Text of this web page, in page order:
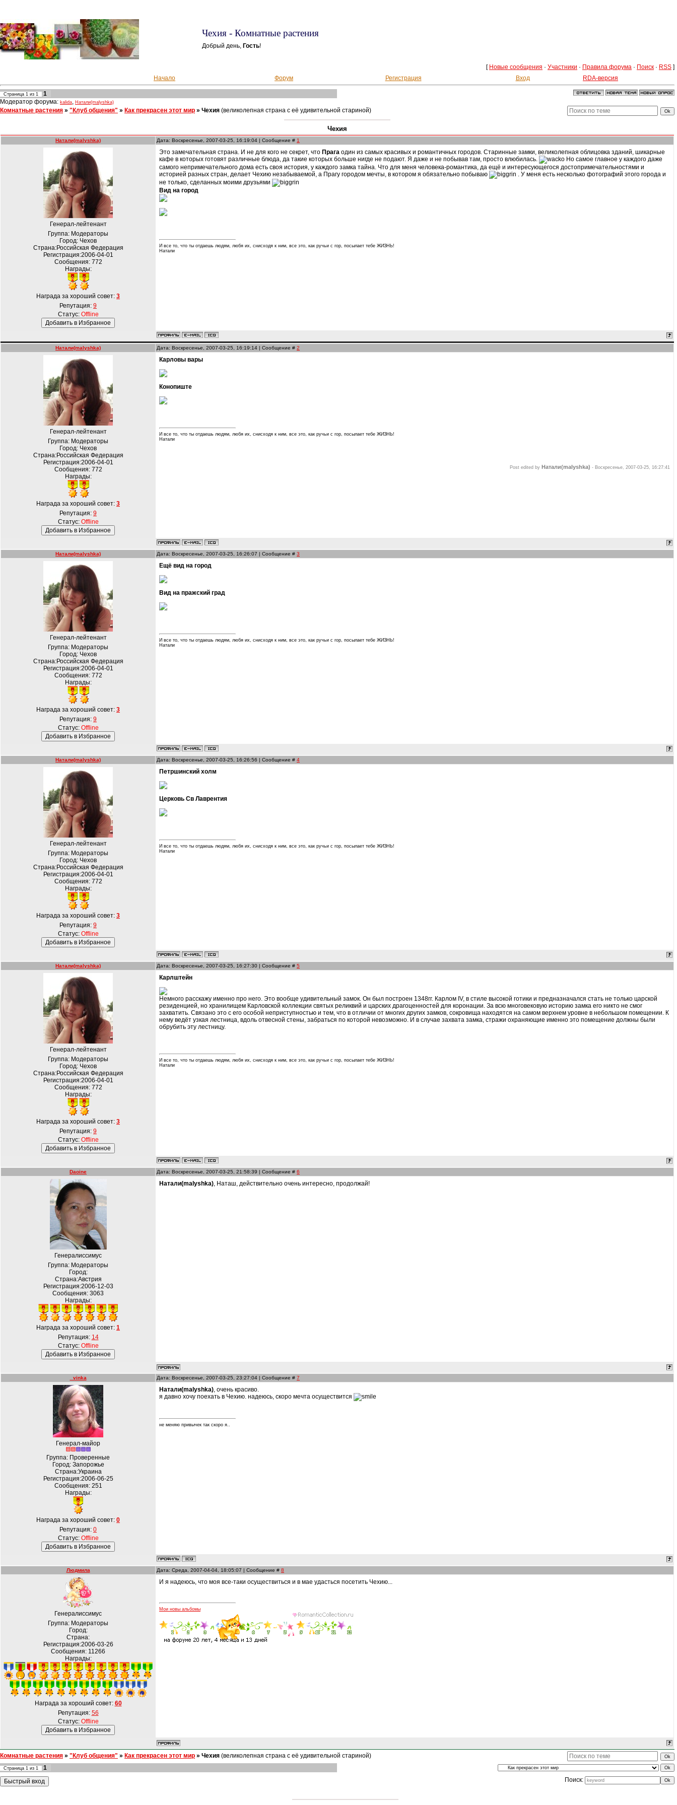
Чехия - Комнатные растения
Добрый день, Гость!
[ Новые сообщения · Участники · Правила форума · Поиск · RSS ]
Начало
Форум Регистрация Вход RDA-версия
Страница 1 из 1
1
Модератор форума: kalida, Натали(malyshka)
Комнатные растения » "Клуб общения" » Как прекрасен этот мир » Чехия (великолепная страна с её удивительной стариной)
Чехия
Натали(malyshka) Дата: Воскресенье, 2007-03-25, 16:19:04 | Сообщение # 1
Генерал-лейтенант
Группа: Модераторы
Город: Чехов
Страна:Российская Федерация
Регистрация:2006-04-01
Сообщения: 772
Награды:
Награда за хороший совет: 3
Репутация: 9
Статус: Offline
Это замечательная страна. И не для кого не секрет, что Прага один из самых красивых и романтичных городов. Старинные замки, великолепная облицовка зданий, шикарные
кафе в которых готовят различные блюда, да такие которых больше нигде не подают. Я даже и не побывав там, просто влюбилась.
Но самое главное у каждого даже
самого непримечательного дома есть своя история, у каждого замка тайна. Что для меня человека-романтика, да ещё и интересующегося достопримечательностями и
историей разных стран, делает Чехию незабываемой, а Прагу городом мечты, в котором я обязательно побываю
. У меня есть несколько фотографий этого города и
не только, сделанных моими друзьями
Вид на город
И все то, что ты отдаешь людям, любя их, снисходя к ним, все это, как ручьи с гор, посылает тебе ЖИЗНЬ!
Натали
Натали(malyshka) Дата: Воскресенье, 2007-03-25, 16:19:14 | Сообщение # 2
Генерал-лейтенант
Группа: Модераторы
Город: Чехов
Страна:Российская Федерация
Регистрация:2006-04-01
Сообщения: 772
Награды:
Награда за хороший совет: 3
Репутация: 9
Статус: Offline
Карловы вары
Конопиште
И все то, что ты отдаешь людям, любя их, снисходя к ним, все это, как ручьи с гор, посылает тебе ЖИЗНЬ!
Натали
Post edited by Натали(malyshka) - Воскресенье, 2007-03-25, 16:27:41
Натали(malyshka) Дата: Воскресенье, 2007-03-25, 16:26:07 | Сообщение # 3
Генерал-лейтенант
Группа: Модераторы
Город: Чехов
Страна:Российская Федерация
Регистрация:2006-04-01
Сообщения: 772
Награды:
Награда за хороший совет: 3
Репутация: 9
Статус: Offline
Ещё вид на город
Вид на пражский град
И все то, что ты отдаешь людям, любя их, снисходя к ним, все это, как ручьи с гор, посылает тебе ЖИЗНЬ!
Натали
Натали(malyshka) Дата: Воскресенье, 2007-03-25, 16:26:56 | Сообщение # 4
Генерал-лейтенант
Группа: Модераторы
Город: Чехов
Страна:Российская Федерация
Регистрация:2006-04-01
Сообщения: 772
Награды:
Награда за хороший совет: 3
Репутация: 9
Статус: Offline
Петршинский холм
Церковь Св Лаврентия
И все то, что ты отдаешь людям, любя их, снисходя к ним, все это, как ручьи с гор, посылает тебе ЖИЗНЬ!
Натали
Натали(malyshka) Дата: Воскресенье, 2007-03-25, 16:27:30 | Сообщение # 5
Генерал-лейтенант
Группа: Модераторы
Город: Чехов
Страна:Российская Федерация
Регистрация:2006-04-01
Сообщения: 772
Награды:
Награда за хороший совет: 3
Репутация: 9
Статус: Offline
Карлштейн
Немного расскажу именно про него. Это вообще удивительный замок. Он был построен 1348гг. Карлом IV, в стиле высокой готики и предназначался стать не только царской
резиденцией, но хранилищем Карловской коллекции святых реликвий и царских драгоценностей для коронации. За всю многовековую историю замка его никто не смог
захватить. Связано это с его особой неприступностью и тем, что в отличии от многих других замков, сокровища находятся на самом верхнем уровне в небольшом помещении. К
нему ведёт узкая лестница, вдоль отвесной стены, забраться по которой невозможно. И в случае захвата замка, стражи охраняющие именно это помещение должны были
обрубить эту лестницу.
И все то, что ты отдаешь людям, любя их, снисходя к ним, все это, как ручьи с гор, посылает тебе ЖИЗНЬ!
Натали
Daoine Дата: Воскресенье, 2007-03-25, 21:58:39 | Сообщение # 6
Генералиссимус
Группа: Модераторы
Город:
Страна:Австрия
Регистрация:2006-12-03
Сообщения: 3063
Награды:
Награда за хороший совет: 1
Репутация: 14
Статус: Offline
Натали(malyshka), Наташ, действительно очень интересно, продолжай!
_vinka Дата: Воскресенье, 2007-03-25, 23:27:04 | Сообщение # 7
Генерал-майор
Группа: Проверенные
Город: Запорожье
Страна:Украина
Регистрация:2006-06-25
Сообщения: 251
Награды:
Награда за хороший совет: 0
Репутация: 0
Статус: Offline
Натали(malyshka), очень красиво.
я давно хочу поехать в Чехию. надеюсь, скоро мечта осуществится
не меняю привычек так скоро я..
Людмила Дата: Среда, 2007-04-04, 18:05:07 | Сообщение # 8
Генералиссимус
Группа: Модераторы
Город:
Страна:
Регистрация:2006-03-26
Сообщения: 11266
Награды:
Награда за хороший совет: 60
Репутация: 56
Статус: Offline
И я надеюсь, что моя все-таки осуществиться и в мае удасться посетить Чехию...
Мои новы альбомы
Комнатные растения » "Клуб общения" » Как прекрасен этот мир » Чехия (великолепная страна с её удивительной стариной)
Страница 1 из 1
1
Поиск: